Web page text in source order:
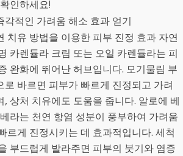
인하세요!
각적인 가려움 해소 효과 얻기
치유 방법을 이용한 피부 진정 효과 자연
카렌듈라 크림 또는 오일 카렌듈라는 피
완화에 뛰어난 허브입니다. 모기물림 부
로 바르면 피부가 빠르게 진정되고 가려
, 상처 치유에도 도움을 줍니다. 알로에 베
라는 천연 항염 성분이 풍부하여 가려움
르게 진정시키는 데 효과적입니다. 세척
부드럽게 발라주면 피부의 붓기와 염증